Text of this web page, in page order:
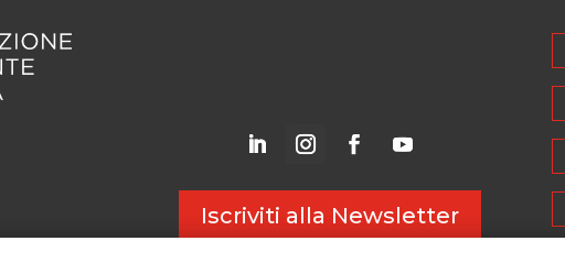
Iscriviti alla Newsletter